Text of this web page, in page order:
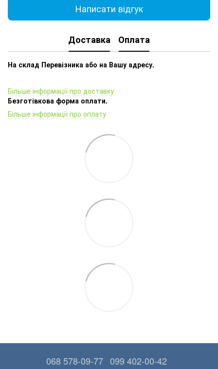
Написати відгук
Доставка Оплата
На склад Перевізника або на Вашу адресу.
Більше інформації про доставку
Безготівкова форма оплати.
Більше інформації про оплату
068 578-09-77 099 402-00-42